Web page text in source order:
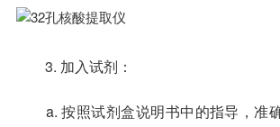
3. 加入试剂：
a. 按照试剂盒说明书中的指导，准